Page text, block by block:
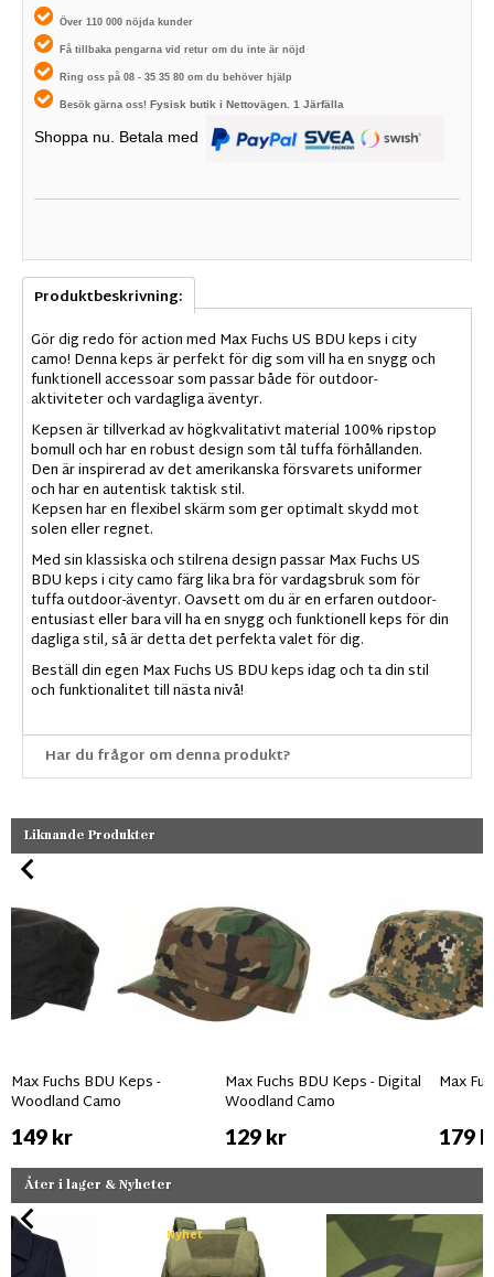
Över 110 000 nöjda kunder
Få tillbaka pengarna vid retur om du inte är nöjd
Ring oss på 08 - 35 35 80 om du behöver hjälp
Besök gärna oss! Fysisk butik i Nettovägen. 1 Järfälla
Shoppa nu. Betala med
Produktbeskrivning:
Gör dig redo för action med Max Fuchs US BDU keps i city
camo! Denna keps är perfekt för dig som vill ha en snygg och
funktionell accessoar som passar både för outdoor-
aktiviteter och vardagliga äventyr.
Kepsen är tillverkad av högkvalitativt material 100% ripstop
bomull och har en robust design som tål tuffa förhållanden.
Den är inspirerad av det amerikanska försvarets uniformer
och har en autentisk taktisk stil.
Kepsen har en flexibel skärm som ger optimalt skydd mot
solen eller regnet.
Med sin klassiska och stilrena design passar Max Fuchs US
BDU keps i city camo färg lika bra för vardagsbruk som för
tuffa outdoor-äventyr. Oavsett om du är en erfaren outdoor-
entusiast eller bara vill ha en snygg och funktionell keps för din
dagliga stil, så är detta det perfekta valet för dig.
Beställ din egen Max Fuchs US BDU keps idag och ta din stil
och funktionalitet till nästa nivå!
Har du frågor om denna produkt?
Liknande Produkter
Max Fuchs BDU Keps -
Woodland Camo
149 kr
Max Fuchs BDU Keps - Digital
Woodland Camo
129 kr
Max
179
Åter i lager & Nyheter
Nyhet